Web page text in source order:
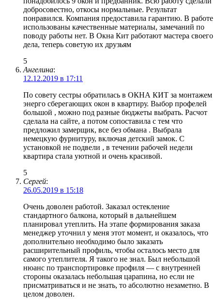
добросовестно, откосы нормальные. Результат
понравился. Компания предоставила гарантию. В работе
использованы качественные материалы, замечаний по
поводу работы нет. В Окна Кит работают мастера своего
дела, теперь советую их друзьям
5
Ангелина:
12.12.2019 в 17:11
По совету сестры обратилась в ОКНА КИТ за монтажем
энерго сберегающих окон в квартиру. Выбор профелей
большой , можно под разные бюджеты выбрать. Расчот
сделала на сайте, а потом сопоставила с тем что
предложил замерщик, все без обмана . Выбрала
немецкую фурнитуру, включая детский замок. С
установкой не подвели , в течении рабочей недели
квартира стала уютной и очень красивой.
5
Сергей:
26.05.2019 в 15:18
Очень доволен работой. Заказал остекление
стандартного балкона, который в дальнейшем
планировал утеплить. На этапе формирования заказа
менеджер уточнил у меня этот момент, и оказалось, что
дополнительно необходимо было заказать
расширительный профиль, чтобы осталось место для
самого утеплителя. Я такого не знал. Был небольшой
нюанс по транспортировке профиля — с внутренней
стороны оказалась небольшая царапина, но если не
присматриваться и не знать, то абсолютно незаметно. В
целом доволен.